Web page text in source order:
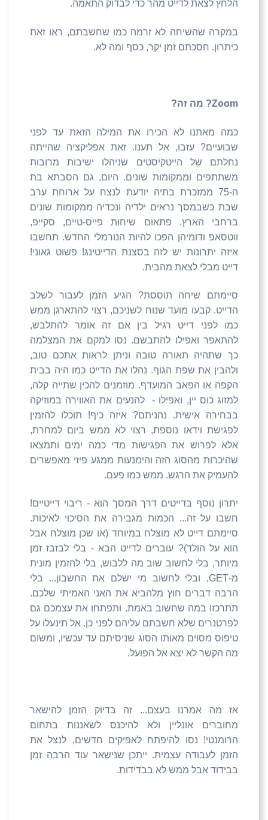
הלחץ לצאת לדייט מהר כדי לבדוק התאמה.
במקרה שהשיחה לא זרמה כמו שחשבתם, ראו זאת
כיתרון. חסכתם זמן יקר, כסף ומה לא.
Zoom? מה זה?
כמה מאתנו לא הכירו את המילה הזאת עד לפני
שבועיים? עזבו, אל תענו. זאת אפליקציה שהייתה
נחלתם של הייטקיסטים שניהלו ישיבות מרובות
משתתפים וממקומות שונים. היום, גם הסבתא בת
ה-75 ממזכרת בתיה יודעת לנצח על ארוחת ערב
שבת כשבמסך נראים ילדיה ונכדיה ממקומות שונים
ברחבי הארץ. פתאום שיחות פייס-טיים, סקייפ,
ווטסאפ ודומיהן הפכו להיות הנורמלי החדש. תחשבו
איזה יתרונות יש לזה בסצנת הדייטינג! פשוט גאוני!
דייט מבלי לצאת מהבית.
סיימתם שיחה תוססת? הגיע הזמן לעבור לשלב
הדייט. קבעו מועד שנוח לשניכם, רצוי להתארגן ממש
כמו לפני דייט רגיל בין אם זה אומר להתלבש,
להתאפר ואפילו להתבשם. נסו למקם את המצלמה
כך שתהיה תאורה טובה וניתן לראות אתכם טוב,
ולהבין את שפת הגוף. נהלו את הדייט כמו היה בבית
הקפה או הפאב המועדף. מוזמנים להכין שתייה קלה,
למזוג כוס יין, ואפילו - להנעים את האווירה במוזיקה
בבחירה אישית. נהניתם? איזה כיף! תוכלו להזמין
לפגישת וידאו נוספת, רצוי לא ממש ביום למחרת,
אלא לפרוש את הפגישות מדי כמה ימים ותמצאו
שהיכרות מהסוג הזה והימנעות ממגע פיזי מאפשרים
להעמיק את הרגש. ממש כמו פעם.
יתרון נוסף בדייטים דרך המסך הוא - ריבוי דייטיים!
חשבו על זה... הכמות מגבירה את הסיכוי לאיכות.
סיימתם דייט לא מוצלח במיוחד (או שכן מוצלח אבל
הוא על הולד)? עוברים לדייט הבא - בלי לבזבז זמן
מיותר, בלי לחשוב שוב מה ללבוש, בלי להזמין מונית
מ-GET, ובלי לחשוב מי ישלם את החשבון... בלי
הרבה דברים חוץ מלהביא את האני האמיתי שלכם.
תתרכזו במה שחשוב באמת. ותפתחו את עצמכם גם
לפרטנרים שלא חשבתם עליהם לפני כן. אל תינעלו על
טיפוס מסוים מאותו הסוג שניסיתם עד עכשיו, ומשום
מה הקשר לא יצא אל הפועל.
אז מה אמרנו בעצם... זה בדיוק הזמן להישאר
מחוברים אונליין ולא להיכנס לשאננות בתחום
הרומנטי! נסו להיפתח לאפיקים חדשים, לנצל את
הזמן לעבודה עצמית. ייתכן שנישאר עוד הרבה זמן
בבידוד אבל ממש לא בבדידות.